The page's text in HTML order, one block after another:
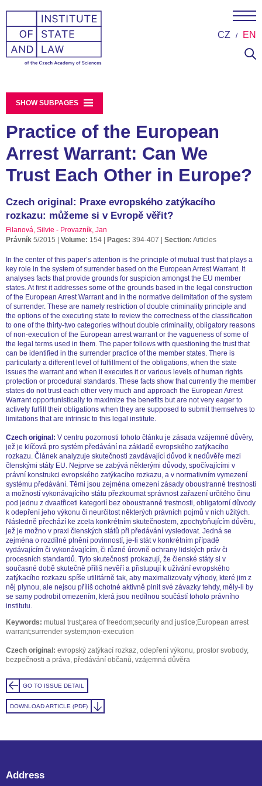
CZ EN
SHOW SUBPAGES
Practice of the European
Arrest Warrant: Can We
Trust Each Other in Europe?
Czech original: Praxe evropského zatýkacího
rozkazu: můžeme si v Evropě věřit?
Filanová, Silvie - Provazník, Jan
Právník 5/2015 Volume: 154 Pages: 394-407 Section: Articles
In the center of this paper’s attention is the principle of mutual trust that plays a
key role in the system of surrender based on the European Arrest Warrant. It
analyses facts that provide grounds for suspicion amongst the EU member
states. At first it addresses some of the grounds based in the legal construction
of the European Arrest Warrant and in the normative delimitation of the system
of surrender. These are namely restriction of double criminality principle and
the options of the executing state to review the correctness of the classification
to one of the thirty-two categories without double criminality, obligatory reasons
of non-execution of the European arrest warrant or the vagueness of some of
the legal terms used in them. The paper follows with questioning the trust that
can be identified in the surrender practice of the member states. There is
particularly a different level of fulfillment of the obligations, when the state
issues the warrant and when it executes it or various levels of human rights
protection or procedural standards. These facts show that currently the member
states do not trust each other very much and approach the European Arrest
Warrant opportunistically to maximize the benefits but are not very eager to
actively fulfill their obligations when they are supposed to submit themselves to
limitations that are intrinsic to this legal institute.
Czech original: V centru pozornosti tohoto článku je zásada vzájemné důvěry,
jež je klíčová pro systém předávání na základě evropského zatýkacího
rozkazu. Článek analyzuje skutečnosti zavdávající důvod k nedůvěře mezi
členskými státy EU. Nejprve se zabývá některými důvody, spočívajícími v
právní konstrukci evropského zatýkacího rozkazu, a v normativním vymezení
systému předávání. Těmi jsou zejména omezení zásady oboustranné trestnosti
a možností vykonávajícího státu přezkoumat správnost zařazení určitého činu
pod jednu z dvaatřiceti kategorií bez oboustranné trestnosti, obligatorní důvody
k odepření jeho výkonu či neurčitost některých právních pojmů v nich užitých.
Následně přechází ke zcela konkrétním skutečnostem, zpochybňujícím důvěru,
jež je možno v praxi členských států při předávání vysledovat. Jedná se
zejména o rozdílné plnění povinností, je-li stát v konkrétním případě
vydávajícím či vykonávajícím, či různé úrovně ochrany lidských práv či
procesních standardů. Tyto skutečnosti prokazují, že členské státy si v
současné době skutečně příliš nevěří a přistupují k užívání evropského
zatýkacího rozkazu spíše utilitárně tak, aby maximalizovaly výhody, které jim z
něj plynou, ale nejsou příliš ochotné aktivně plnit své závazky tehdy, měly-li by
se samy podrobit omezením, která jsou nedílnou součástí tohoto právního
institutu.
Keywords: mutual trust;area of freedom;security and justice;European arrest
warrant;surrender system;non-execution
Czech original: evropský zatýkací rozkaz, odepření výkonu, prostor svobody,
bezpečnosti a práva, předávání občanů, vzájemná důvěra
GO TO ISSUE DETAIL
DOWNLOAD ARTICLE (PDF)
Address